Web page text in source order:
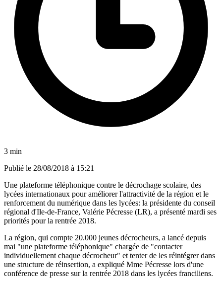
3 min
Publié le 28/08/2018 à 15:21
Une plateforme téléphonique contre le décrochage scolaire, des
lycées internationaux pour améliorer l'attractivité de la région et le
renforcement du numérique dans les lycées: la présidente du conseil
régional d'Ile-de-France, Valérie Pécresse (LR), a présenté mardi ses
priorités pour la rentrée 2018.
La région, qui compte 20.000 jeunes décrocheurs, a lancé depuis
mai "une plateforme téléphonique" chargée de "contacter
individuellement chaque décrocheur" et tenter de les réintégrer dans
une structure de réinsertion, a expliqué Mme Pécresse lors d'une
conférence de presse sur la rentrée 2018 dans les lycées franciliens.